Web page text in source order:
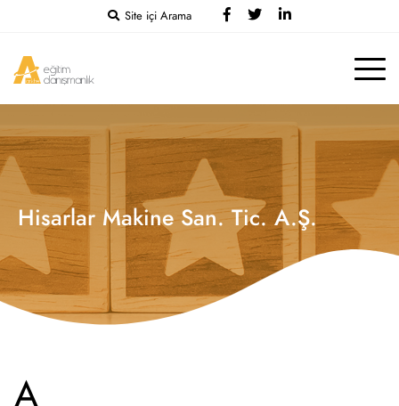
Site içi Arama
Hisarlar Makine San. Tic. A.Ş.
A